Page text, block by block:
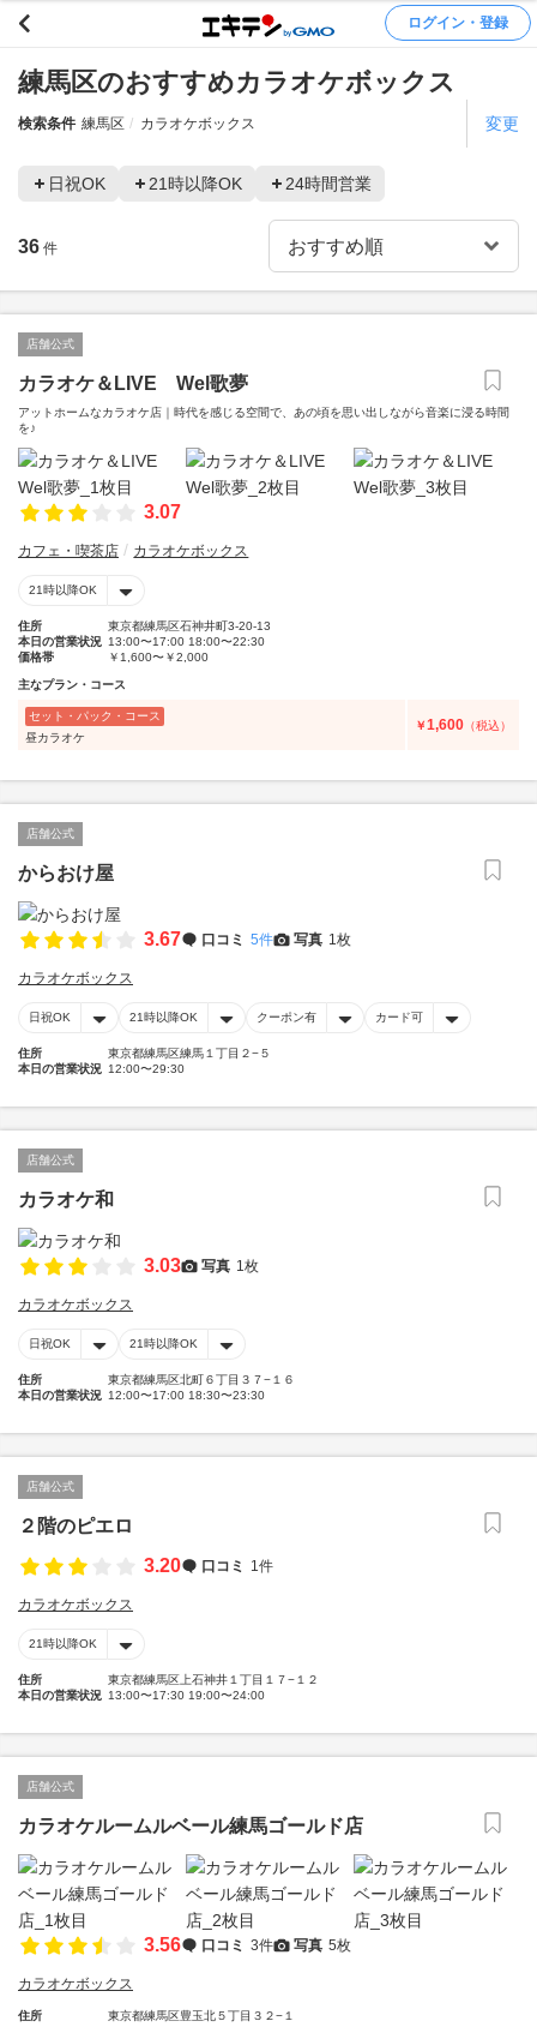
ログイン・登録
練馬区のおすすめカラオケボックス
検索条件 練馬区 カラオケボックス 変更
日祝OK 21時以降OK 24時間営業
36 件
店舗公式
カラオケ＆LIVE Wel歌夢
アットホームなカラオケ店｜時代を感じる空間で、あの頃を思い出しながら音楽に浸る時間
を♪
3.07
カフェ・喫茶店 カラオケボックス
21時以降OK
住所
東京都練馬区石神井町3-20-13
本日の営業状況 13:00〜17:00 18:00〜22:30
価格帯
￥1,600〜￥2,000
主なプラン・コース
セット・パック・コース
昼カラオケ
￥1,600 （税込）
店舗公式
からおけ屋
3.67 口コミ 5件 写真 1枚
カラオケボックス
日祝OK 21時以降OK クーポン有 カード可
住所
東京都練馬区練馬１丁目２−５
本日の営業状況 12:00〜29:30
店舗公式
カラオケ和
3.03 写真 1枚
カラオケボックス
日祝OK 21時以降OK
住所
東京都練馬区北町６丁目３７−１６
本日の営業状況 12:00〜17:00 18:30〜23:30
店舗公式
２階のピエロ
3.20
口コミ 1件
カラオケボックス
21時以降OK
住所
東京都練馬区上石神井１丁目１７−１２
本日の営業状況 13:00〜17:30 19:00〜24:00
店舗公式
カラオケルームルベール練馬ゴールド店
3.56 口コミ 3件 写真 5枚
カラオケボックス
住所 東京都練馬区豊玉北５丁目３２−１